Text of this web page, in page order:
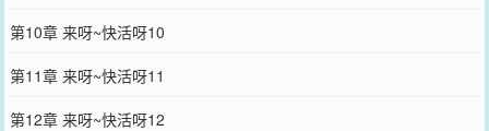
第10章 来呀~快活呀10
第11章 来呀~快活呀11
第12章 来呀~快活呀12